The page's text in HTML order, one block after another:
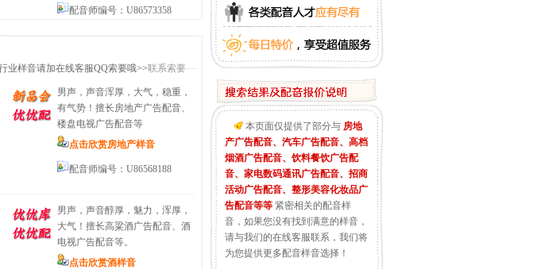
配音师编号：U86573358
联系索要
男声，声音浑厚，大气，稳重，
有气势！擅长房地产广告配音、
楼盘电视广告配音等
点击欣赏房地产样音
配音师编号：U86568188
男声，声音醇厚，魅力，浑厚，
大气！擅长高粱酒广告配音、酒
电视广告配音等。
点击欣赏酒样音
本页面仅提供了部分与 房地
产广告配音、汽车广告配音、高档
烟酒广告配音、饮料餐饮广告配
音、家电数码通讯广告配音、招商
活动广告配音、整形美容化妆品广
告配音等等 紧密相关的配音样
音，如果您没有找到满意的样音，
请与我们的在线客服联系，我们将
为您提供更多配音样音选择！